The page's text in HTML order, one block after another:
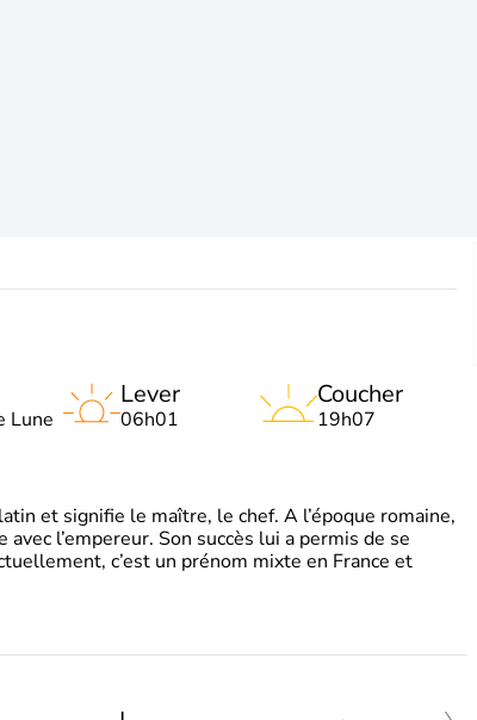
Lune
Lever
06h01
Coucher
19h07
et signifie le maître, le chef. A l’époque romaine,
l’empereur. Son succès lui a permis de se
c’est un prénom mixte en France et